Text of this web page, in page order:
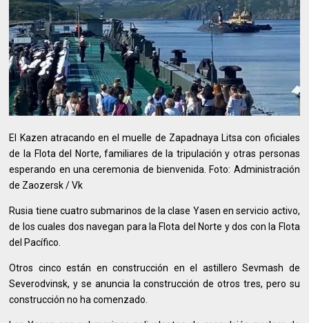
El Kazen atracando en el muelle de Zapadnaya Litsa con oficiales
de la Flota del Norte, familiares de la tripulación y otras personas
esperando en una ceremonia de bienvenida. Foto: Administración
de Zaozersk / Vk
Rusia tiene cuatro submarinos de la clase Yasen en servicio activo,
de los cuales dos navegan para la Flota del Norte y dos con la Flota
del Pacífico.
Otros cinco están en construcción en el astillero Sevmash de
Severodvinsk, y se anuncia la construcción de otros tres, pero su
construcción no ha comenzado.